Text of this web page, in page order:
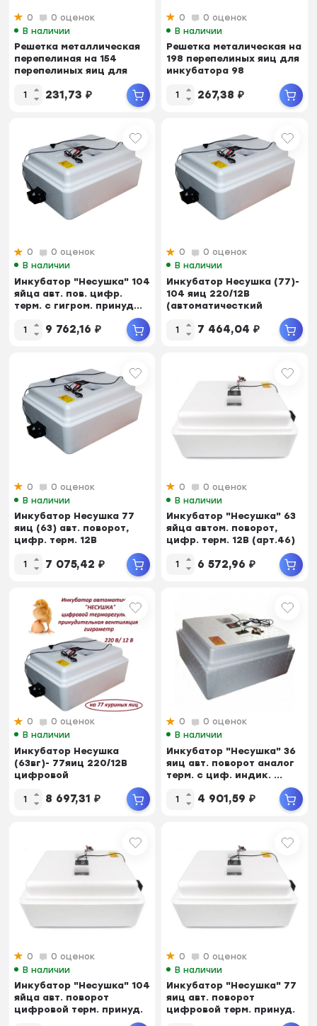
0
0 оценок
В наличии
Решетка металлическая
перепелиная на 154
перепелиных яиц для
231,73 ₽
0
0 оценок
В наличии
Решетка металическая на
198 перепелиных яиц для
инкубатора 98
267,38 ₽
0
0 оценок
В наличии
Инкубатор "Несушка" 104
яйца авт. пов. цифр.
терм. с гигром. принуд...
9 762,16 ₽
0
0 оценок
В наличии
Инкубатор Несушка (77)-
104 яиц 220/12В
(автоматичесткий
поворот,аналоговый...
7 464,04 ₽
0
0 оценок
В наличии
Инкубатор Несушка 77
яиц (63) авт. поворот,
цифр. терм. 12В
7 075,42 ₽
0
0 оценок
В наличии
Инкубатор "Несушка" 63
яйца автом. поворот,
цифр. терм. 12В (арт.46)
6 572,96 ₽
0
0 оценок
В наличии
Инкубатор Несушка
(63вг)- 77яиц 220/12В
цифровой
гигрометром...
8 697,31 ₽
0
0 оценок
В наличии
Инкубатор "Несушка" 36
яиц авт. поворот аналог
терм. с циф. индик. ...
4 901,59 ₽
0
0 оценок
В наличии
Инкубатор "Несушка" 104
яйца авт. поворот
цифровой терм. принуд.
0
0 оценок
В наличии
Инкубатор "Несушка" 77
яиц авт. поворот
цифровой терм. принуд.